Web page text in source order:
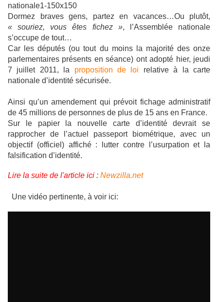
Dormez braves gens, partez en vacances…Ou plutôt,
« souriez, vous êtes fichez », l’Assemblée nationale
s’occupe de tout…
Car les députés (ou tout du moins la majorité des onze
parlementaires présents en séance) ont adopté hier, jeudi
7 juillet 2011, la proposition de loi relative à la carte
nationale d’identité sécurisée.
Ainsi qu’un amendement qui prévoit fichage administratif
de 45 millions de personnes de plus de 15 ans en France.
Sur le papier la nouvelle carte d’identité devrait se
rapprocher de l’actuel passeport biométrique, avec un
objectif (officiel) affiché : lutter contre l’usurpation et la
falsification d’identité.
Lire la suite de l'article ici : Newzilla.net
Une vidéo pertinente, à voir ici: